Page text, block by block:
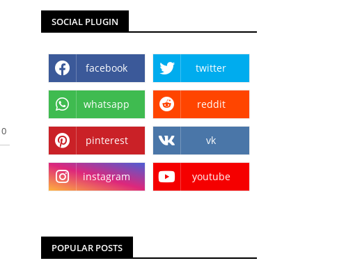
0
SOCIAL PLUGIN
facebook twitter
whatsapp reddit
pinterest vk
instagram youtube
POPULAR POSTS